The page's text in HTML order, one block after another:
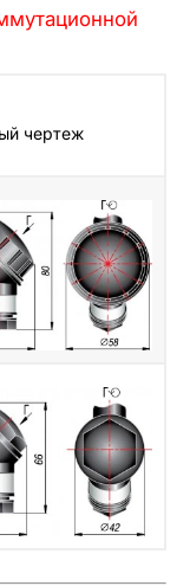
чертеж